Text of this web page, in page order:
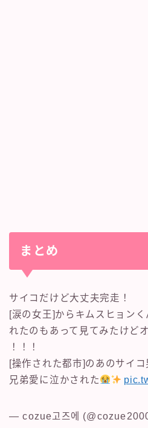
まとめ
サイコだけど大丈夫完走！
[涙の女王]からキムスヒョン
れたのもあって見てみたけど
！！！
[操作された都市]のあのサイ
兄弟愛に泣かされた
— cozue고즈에